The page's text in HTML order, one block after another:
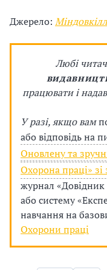
Джерело:
Любі
працювати і
У разі, якщо вам
або відповідь на
Оновлену та
Охорона праці»
журнал «Довідник
або систему«
навчання на
Охорони праці